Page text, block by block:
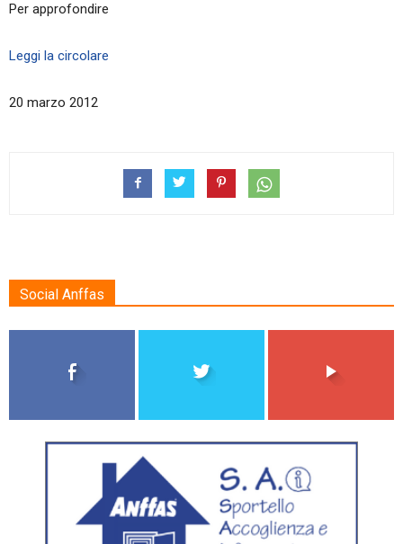
Per approfondire
Leggi la circolare
20 marzo 2012
Social Anffas